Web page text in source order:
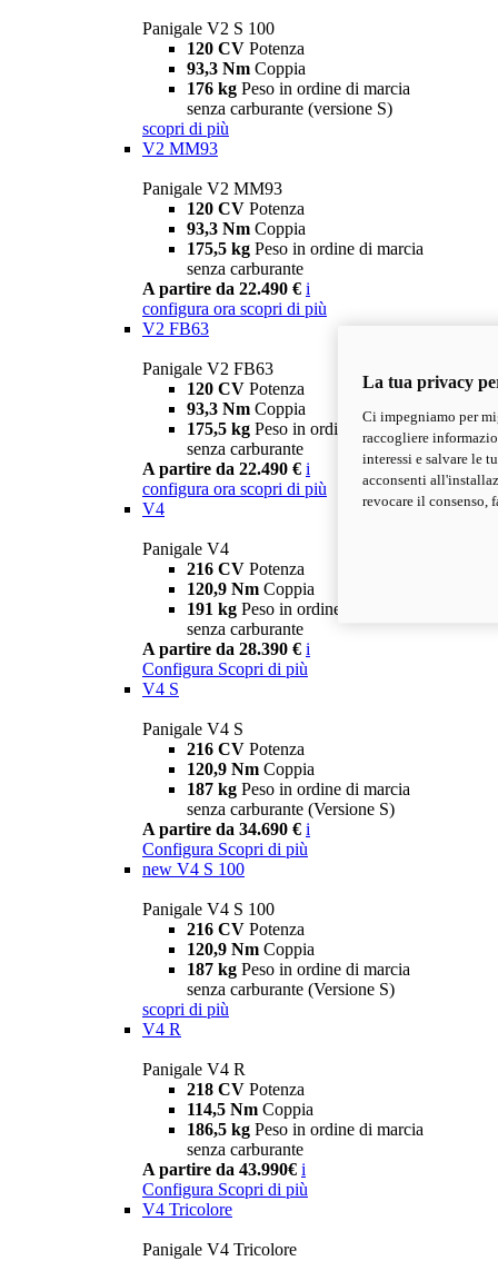
Panigale V2 S 100
120 CV Potenza
93,3 Nm Coppia
176 kg Peso in ordine di marcia
senza carburante (versione S)
scopri di più
V2 MM93
Panigale V2 MM93
120 CV Potenza
93,3 Nm Coppia
175,5 kg Peso in ordine di marcia
senza carburante
A partire da 22.490 € i
configura ora scopri di più
V2 FB63
Panigale V2 FB63
120 CV Potenza
93,3 Nm Coppia
175,5 kg Peso in ordine di marcia
senza carburante
A partire da 22.490 € i
configura ora scopri di più
V4
Panigale V4
216 CV Potenza
120,9 Nm Coppia
191 kg Peso in ordine di marcia
senza carburante
A partire da 28.390 € i
Configura Scopri di più
V4 S
Panigale V4 S
216 CV Potenza
120,9 Nm Coppia
187 kg Peso in ordine di marcia
senza carburante (Versione S)
A partire da 34.690 € i
Configura Scopri di più
new V4 S 100
Panigale V4 S 100
216 CV Potenza
120,9 Nm Coppia
187 kg Peso in ordine di marcia
senza carburante (Versione S)
scopri di più
V4 R
Panigale V4 R
218 CV Potenza
114,5 Nm Coppia
186,5 kg Peso in ordine di marcia
senza carburante
A partire da 43.990€ i
Configura Scopri di più
V4 Tricolore
Panigale V4 Tricolore
La tua privacy
Ci impegniamo per
raccogliere
interessi e salvare le
acconsenti
revocare il consenso,